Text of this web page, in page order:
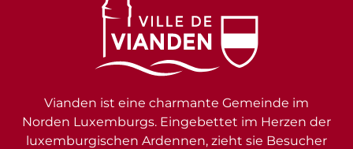
Vianden ist eine charmante Gemeinde im
Norden Luxemburgs. Eingebettet im Herzen der
luxemburgischen Ardennen, zieht sie Besucher